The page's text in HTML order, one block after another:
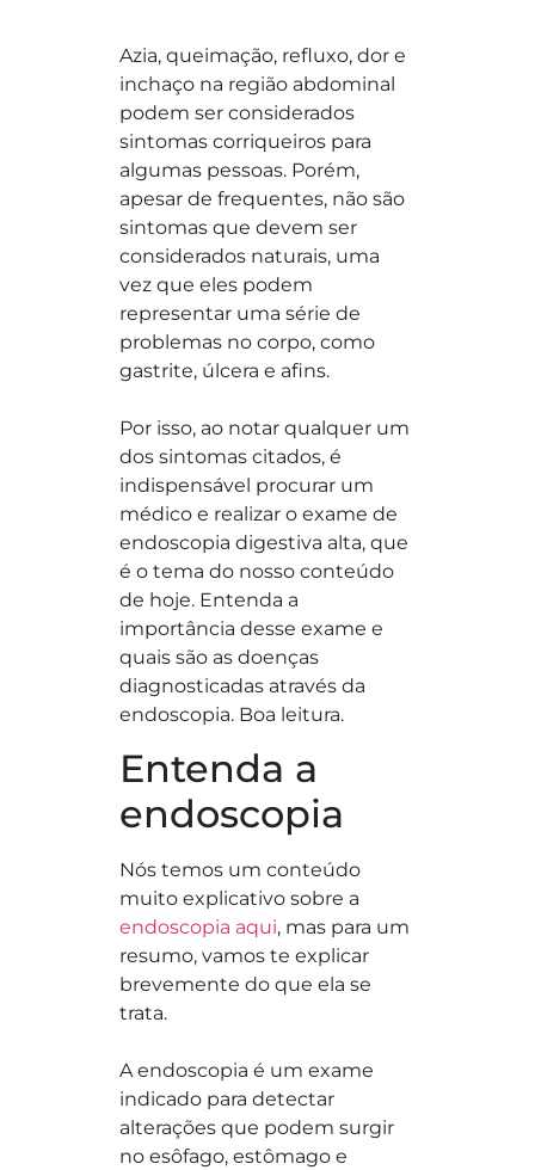
Azia, queimação, refluxo, dor e
inchaço na região abdominal
podem ser considerados
sintomas corriqueiros para
algumas pessoas. Porém,
apesar de frequentes, não são
sintomas que devem ser
considerados naturais, uma
vez que eles podem
representar uma série de
problemas no corpo, como
gastrite, úlcera e afins.
Por isso, ao notar qualquer um
dos sintomas citados, é
indispensável procurar um
médico e realizar o exame de
endoscopia digestiva alta, que
é o tema do nosso conteúdo
de hoje. Entenda a
importância desse exame e
quais são as doenças
diagnosticadas através da
endoscopia. Boa leitura.
Entenda a
endoscopia
Nós temos um conteúdo
muito explicativo sobre a
endoscopia aqui, mas para um
resumo, vamos te explicar
brevemente do que ela se
trata.
A endoscopia é um exame
indicado para detectar
alterações que podem surgir
no esôfago, estômago e